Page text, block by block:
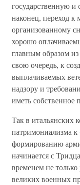
государственную и
наконец, переход к
организованному
хорошо
главным образом
свою очередь, к
выплачиваемых
надзору и
иметь собственное
Так в итальянских
патримониализма к
формированию
начинается с
временем не
великих военных